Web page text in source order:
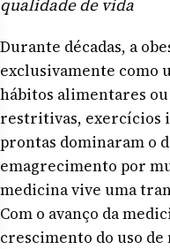
qualidade de vida
Durante décadas, a
exclusivamente como
hábitos alimentares
restritivas, exercícios
prontas dominaram o
emagrecimento por
medicina vive uma
Com o avanço da
crescimento do uso